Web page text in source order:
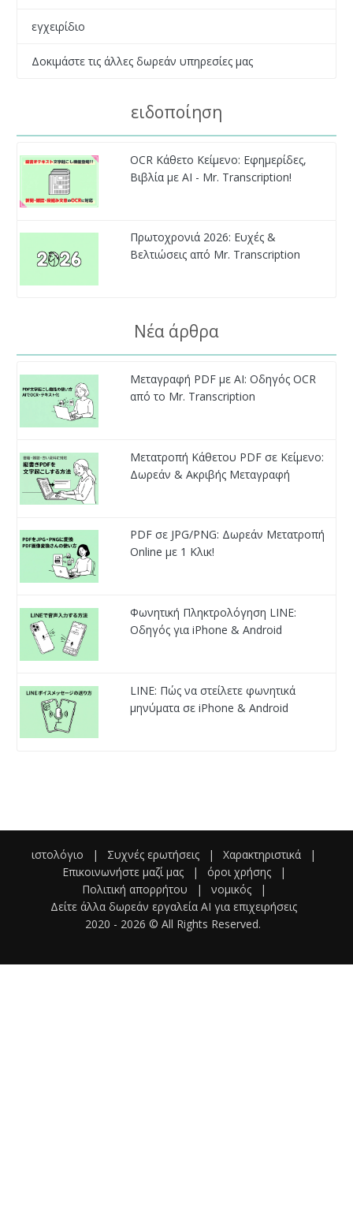
εγχειρίδιο
Δοκιμάστε τις άλλες δωρεάν υπηρεσίες μας
ειδοποίηση
OCR Κάθετο Κείμενο: Εφημερίδες,
Βιβλία με AI - Mr. Transcription!
Πρωτοχρονιά 2026: Ευχές &
Βελτιώσεις από Mr. Transcription
Νέα άρθρα
Μεταγραφή PDF με AI: Οδηγός OCR
από το Mr. Transcription
Μετατροπή Κάθετου PDF σε Κείμενο:
Δωρεάν & Ακριβής Μεταγραφή
PDF σε JPG/PNG: Δωρεάν Μετατροπή
Online με 1 Κλικ!
Φωνητική Πληκτρολόγηση LINE:
Οδηγός για iPhone & Android
LINE: Πώς να στείλετε φωνητικά
μηνύματα σε iPhone & Android
ιστολόγιο | Συχνές ερωτήσεις | Χαρακτηριστικά
|
Επικοινωνήστε μαζί μας
| όροι χρήσης
|
Πολιτική απορρήτου
| νομικός
|
Δείτε άλλα δωρεάν εργαλεία AI για επιχειρήσεις
2020 - 2026 © All Rights Reserved.